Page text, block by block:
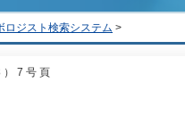
ロジスト検索システム >
） 7 号 頁